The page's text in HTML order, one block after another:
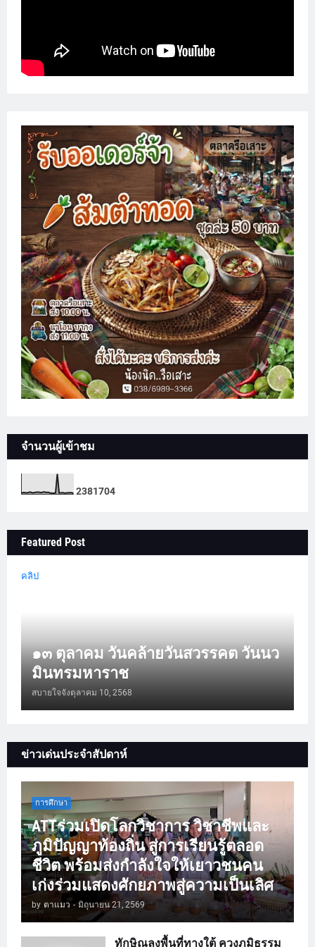
จำนวนผู้เข้าชม
2381704
Featured Post
คลิป
๑๓ ตุลาคม วันคล้ายวันสวรรคต วันนว
มินทรมหาราช
สบายใจจังตุลาคม 10, 2568
ข่าวเด่นประจำสัปดาห์
การศึกษา
ATTร่วมเปิดโลกวิชาการ วิชาชีพและ
ภูมิปัญญาท้องถิ่น สู่การเรียนรู้ตลอด
ชีวิต พร้อมส่งกำลังใจให้เยาวชนคน
เก่งร่วมแสดงศักยภาพสู่ความเป็นเลิศ
by ตาแมว - มิถุนายน 21, 2569
ทักษิณลงพื้นที่ทางใต้ ควงภูมิธรรม